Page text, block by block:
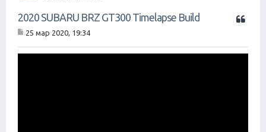
Ц
2020 SUBARU BRZ GT300 Timelapse Build
25 мар 2020, 19:34